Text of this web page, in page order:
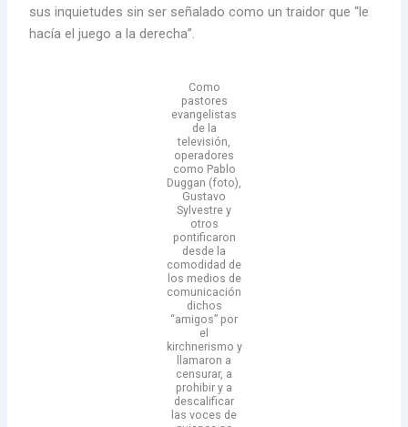
sus inquietudes sin ser señalado como un traidor que “le
hacía el juego a la derecha”.
Como
pastores
evangelistas
de la
televisión,
operadores
como Pablo
Duggan (foto),
Gustavo
Sylvestre y
otros
pontificaron
desde la
comodidad de
los medios de
comunicación
dichos
“amigos” por
el
kirchnerismo y
llamaron a
censurar, a
prohibir y a
descalificar
las voces de